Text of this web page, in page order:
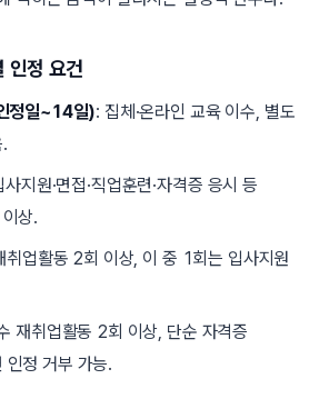
인정 요건
정일~14일): 집체·온라인 교육 이수, 별도
사지원·면접·직업훈련·자격증 응시 등
상.
취업활동 2회 이상, 이 중 1회는 입사지원
재취업활동 2회 이상, 단순 자격증
인정 거부 가능.